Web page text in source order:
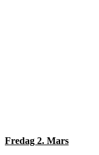
Fredag 2. Mars